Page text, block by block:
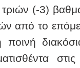
(-3)
από το
ποινή